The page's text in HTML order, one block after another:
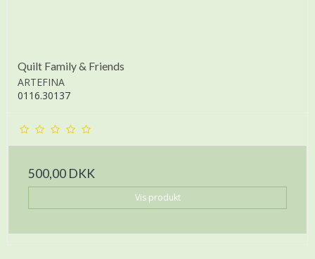
Quilt Family & Friends
ARTEFINA
0116.30137
500,00 DKK
Vis produkt